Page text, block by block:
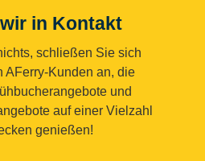
in Kontakt
schließen Sie sich
AFerry-Kunden an, die
und
auf einer Vielzahl
genießen!